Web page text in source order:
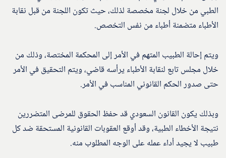
الطبي من خلال لجنة مخصصة لذلك، حيث تكون اللجنة من قبل نقابة
الأطباء متضمنة أطباء من نفس التخصص.
ويتم إحالة الطبيب المتهم في الأمر إلى المحكمة المختصة، وذلك من
خلال مجلس تابع لنقابة الأطباء يرأسه قاضي، ويتم التحقيق في الأمر
حتى صدور الحكم القانوني المناسب في الأمر.
وبذلك يكون القانون السعودي قد حفظ الحقوق للمرضى المتضررين
نتيجة الأخطاء الطبية، وقد أوقع العقوبات القانونية المستحقة ضد كل
طبيب لا يجيد أداء عمله على الوجه المطلوب منه.